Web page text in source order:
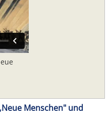
Menschen" und